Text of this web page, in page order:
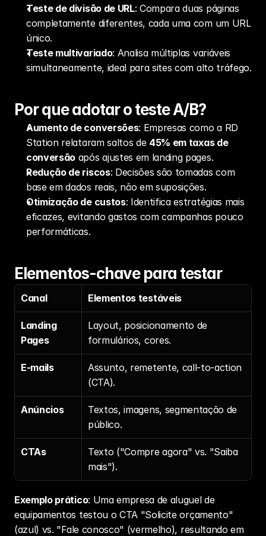
Teste de divisão de URL: Compara duas páginas
completamente diferentes, cada uma com um URL
único.
Teste multivariado: Analisa múltiplas variáveis
simultaneamente, ideal para sites com alto tráfego.
Por que adotar o teste A/B?
Aumento de conversões: Empresas como a RD
Station relataram saltos de 45% em taxas de
conversão após ajustes em landing pages.
Redução de riscos: Decisões são tomadas com
base em dados reais, não em suposições.
Otimização de custos: Identifica estratégias mais
eficazes, evitando gastos com campanhas pouco
performáticas.
Elementos-chave para testar
Canal Elementos testáveis
Landing
Pages
Layout, posicionamento de
formulários, cores.
E-mails
Assunto, remetente, call-to-action
(CTA).
Anúncios
Textos, imagens, segmentação de
público.
CTAs
Texto ("Compre agora" vs. "Saiba
mais").
Exemplo prático: Uma empresa de aluguel de
equipamentos testou o CTA "Solicite orçamento"
(azul) vs. "Fale conosco" (vermelho), resultando em